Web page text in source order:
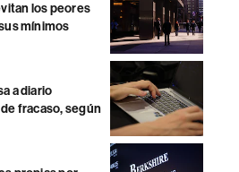
los peores
mínimos
a diario
fracaso, según